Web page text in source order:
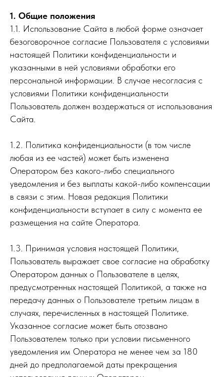
1. Общие положения
1.1. Использование Сайта в любой форме означает
безоговорочное согласие Пользователя с условиями
настоящей Политики конфиденциальности и
указанными в ней условиями обработки его
персональной информации. В случае несогласия с
условиями Политики конфиденциальности
Пользователь должен воздержаться от использования
Сайта.
1.2. Политика конфиденциальности (в том числе
любая из ее частей) может быть изменена
Оператором без какого-либо специального
уведомления и без выплаты какой-либо компенсации
в связи с этим. Новая редакция Политики
конфиденциальности вступает в силу с момента ее
размещения на сайте Оператора.
1.3. Принимая условия настоящей Политики,
Пользователь выражает свое согласие на обработку
Оператором данных о Пользователе в целях,
предусмотренных настоящей Политикой, а также на
передачу данных о Пользователе третьим лицам в
случаях, перечисленных в настоящей Политике.
Указанное согласие может быть отозвано
Пользователем только при условии письменного
уведомления им Оператора не менее чем за 180
дней до предполагаемой даты прекращения